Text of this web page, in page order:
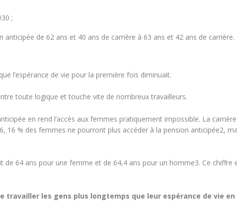
;
anticipée de 62 ans et 40 ans de carrière à 63 ans et 42 ans de carrière.
l’espérance de vie pour la première fois diminuait.
toute logique et touche vite de nombreux travailleurs.
en rend l’accès aux femmes pratiquement impossible. La carrière
16 % des femmes ne pourront plus accéder à la pension anticipée2,
de 64 ans pour une femme et de 64,4 ans pour un homme3. Ce chiffre
travailler les gens plus longtemps que leur espérance de vie en